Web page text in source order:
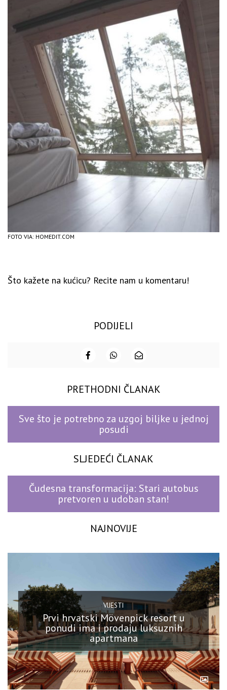
FOTO VIA: HOMEDIT.COM
Što kažete na kućicu? Recite nam u komentaru!
PODIJELI
PRETHODNI ČLANAK
Sve što je potrebno za uzgoj biljke u jednoj
posudi
SLJEDEĆI ČLANAK
Čudesna transformacija: Stari autobus
pretvoren u udoban stan!
NAJNOVIJE
VIJESTI
Prvi hrvatski Mövenpick resort u
ponudi ima i prodaju luksuznih
apartmana